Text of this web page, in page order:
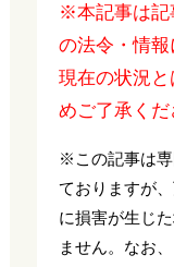
※本記事は記
の法令・情報
現在の状況
めご了承くだ
※この記事は
ておりますが
に損害が生じ
ません。なお